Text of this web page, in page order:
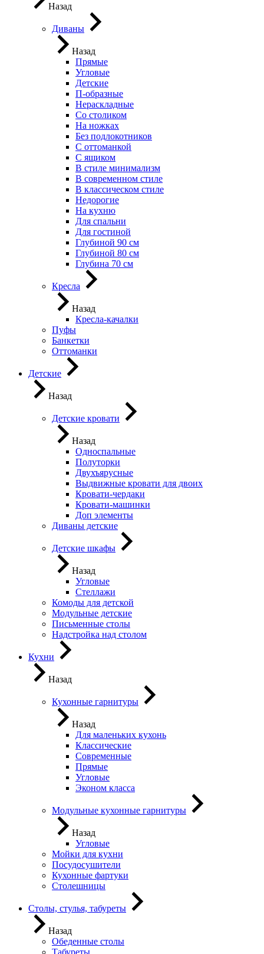
Назад
Диваны
Назад
Прямые
Угловые
Детские
П-образные
Нераскладные
Со столиком
На ножках
Без подлокотников
С оттоманкой
С ящиком
В стиле минимализм
В современном стиле
В классическом стиле
Недорогие
На кухню
Для спальни
Для гостиной
Глубиной 90 см
Глубиной 80 см
Глубина 70 см
Кресла
Назад
Кресла-качалки
Пуфы
Банкетки
Оттоманки
Детские
Назад
Детские кровати
Назад
Односпальные
Полуторки
Двухъярусные
Выдвижные кровати для двоих
Кровати-чердаки
Кровати-машинки
Доп элементы
Диваны детские
Детские шкафы
Назад
Угловые
Стеллажи
Комоды для детской
Модульные детские
Письменные столы
Надстройка над столом
Кухни
Назад
Кухонные гарнитуры
Назад
Для маленьких кухонь
Классические
Современные
Прямые
Угловые
Эконом класса
Модульные кухонные гарнитуры
Назад
Угловые
Мойки для кухни
Посудосушители
Кухонные фартуки
Столешницы
Столы, стулья, табуреты
Назад
Обеденные столы
Табуреты